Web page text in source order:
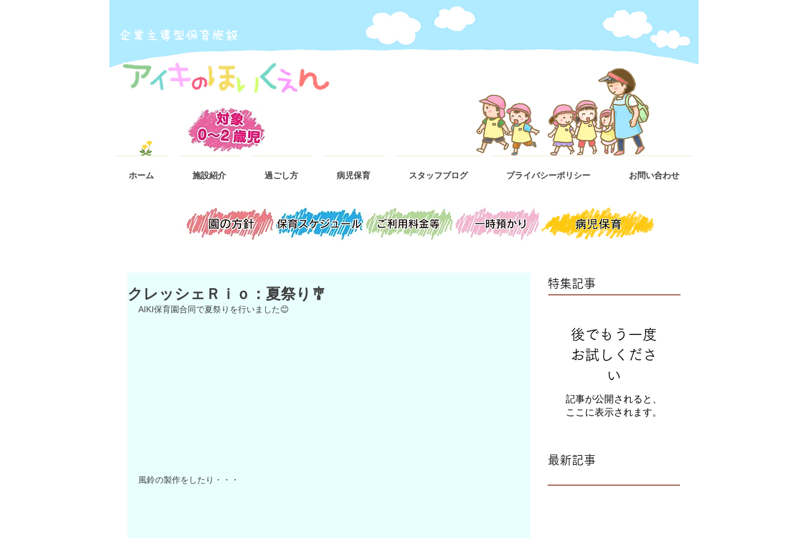
ホーム 施設紹介 過ごし方 病児保育 スタッフブログ プライバシーポリシー お問い合わせ
​企業主導型保育施設
クレッシェＲｉｏ：夏祭り🎐
AIKI保育園合同で夏祭りを行いました😊
風鈴の製作をしたり・・・
特集記事
後でもう一度
お試しくださ
い
記事が公開されると、
ここに表示されます。
最新記事